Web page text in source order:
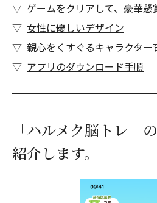
ゲームをクリアして、豪華懸
女性に優しいデザイン
親心をくすぐるキャラクター
アプリのダウンロード手順
「ハルメク脳トレ」
紹介します。